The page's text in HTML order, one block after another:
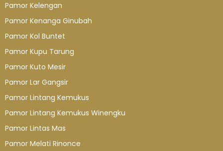
Pamor Kelengan
Pamor Kenanga Ginubah
Pamor Kol Buntet
Pamor Kupu Tarung
Pamor Kuto Mesir
Pamor Lar Gangsir
Pamor Lintang Kemukus
Pamor Lintang Kemukus Winengku
Pamor Lintas Mas
Pamor Melati Rinonce